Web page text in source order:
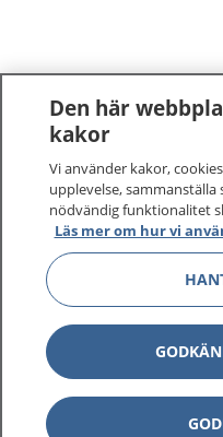
Den här
kakor
Vi använder kakor,
upplevelse,
nödvändig funktionalitet
Läs mer om hur vi